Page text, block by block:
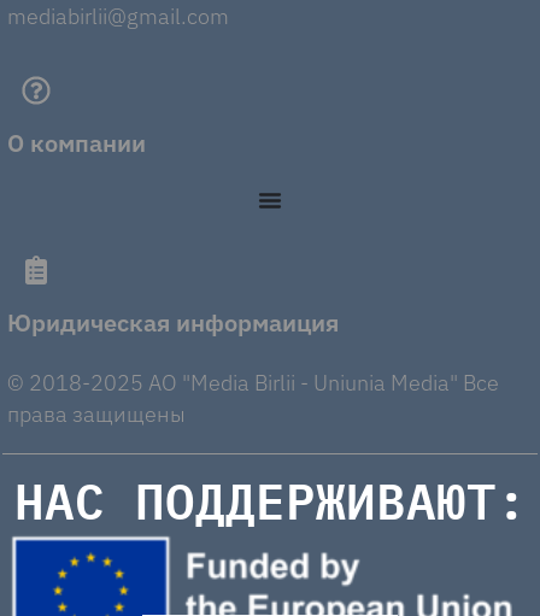
mediabirlii@gmail.com
О компании
Юридическая информаиция
© 2018-2025 AO "Media Birlii - Uniunia Media" Все
права защищены
НАС ПОДДЕРЖИВАЮТ: